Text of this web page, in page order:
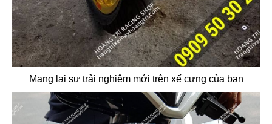
Mang lại sự trải nghiệm mới trên xế cưng của bạn